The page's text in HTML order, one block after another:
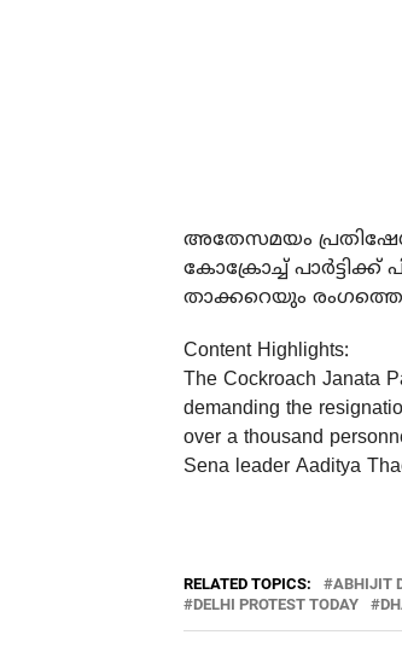
അതേസമയം
കോക്രോച്ച്
താക്കറെയും
Content Highlights:
The Cockroach Janata
demanding the
over a thousand
Sena leader Aaditya
RELATED TOPICS: ABHIJIT
DELHI PROTEST TODAY